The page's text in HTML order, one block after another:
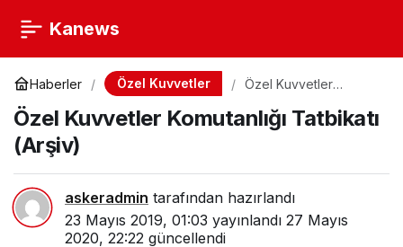
Kanews
Haberler Özel Kuvvetler
Özel Kuvvetler
(Arşiv)
Özel Kuvvetler Komutanlığı Tatbikatı
(Arşiv)
askeradmin tarafından hazırlandı
23 Mayıs 2019, 01:03 yayınlandı 27 Mayıs
2020, 22:22 güncellendi